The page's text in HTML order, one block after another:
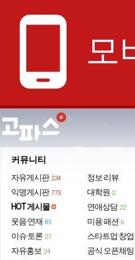
phone_android 모
으
커뮤니티
자유게시판 234
익명게시판 773
HOT 게시물
웃음·연재 85
이슈·토론 27
자유홍보 24
정보·리뷰
대학원 2
연애상담 22
미용·패션 6
스타트업·창업
공식 오픈채팅